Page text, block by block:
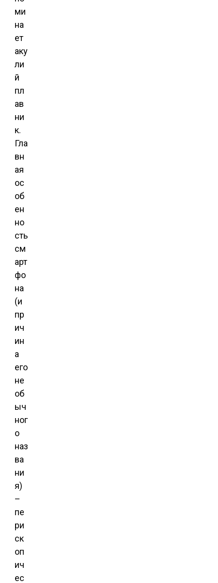
ми
на
ет
аку
ли
й
пл
ав
ни
к.
Гла
вн
ая
ос
об
ен
но
сть
см
арт
фо
на
(и
пр
ич
ин
а
его
не
об
ыч
ног
о
наз
ва
ни
я)
–
пе
ри
ск
оп
ич
ес